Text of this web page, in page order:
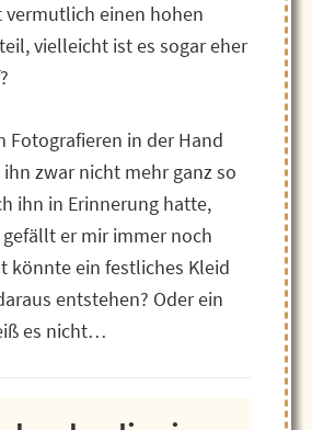
einen hohen
vielleicht ist es sogar eher
Fotografieren in der Hand
zwar nicht mehr ganz so
ihn in Erinnerung hatte,
er mir immer noch
könnte ein festliches Kleid
entstehen? Oder ein
es nicht…